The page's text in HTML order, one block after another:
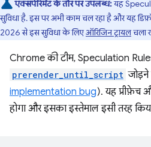
एक्सपेरिमेंट के तौर पर उपलब्ध:यह
सुविधा है. इस पर अभी काम चल रहा है और यह
2026 से इस सुविधा के लिएऑरिजिन ट्रायलचला
Chrome की टीम, Speculation
prerender_until_script जोड़ने
implementation bug). यह प्रीफ़ेच
होगा और इसका इस्तेमाल इसी तरह